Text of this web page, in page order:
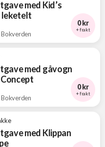
med Kid’s
leketelt
Bokverden
0 kr
+ frakt
med gåvogn
Bokverden
0 kr
+ frakt
med Klippan